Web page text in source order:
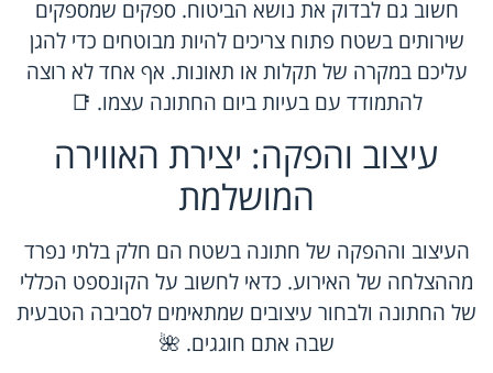
חשוב גם לבדוק את נושא הביטוח. ספקים שמספקים
שירותים בשטח פתוח צריכים להיות מבוטחים כדי להגן
עליכם במקרה של תקלות או תאונות. אף אחד לא רוצה
להתמודד עם בעיות ביום החתונה עצמו. 📑
עיצוב והפקה: יצירת האווירה
המושלמת
העיצוב וההפקה של חתונה בשטח הם חלק בלתי נפרד
מההצלחה של האירוע. כדאי לחשוב על הקונספט הכללי
של החתונה ולבחור עיצובים שמתאימים לסביבה הטבעית
שבה אתם חוגגים. 🌺